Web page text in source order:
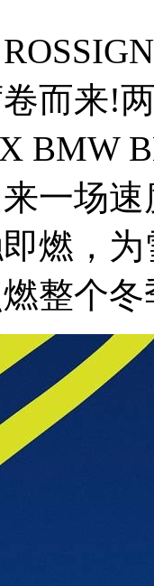
而来!
BMW
一场
燃，
整个